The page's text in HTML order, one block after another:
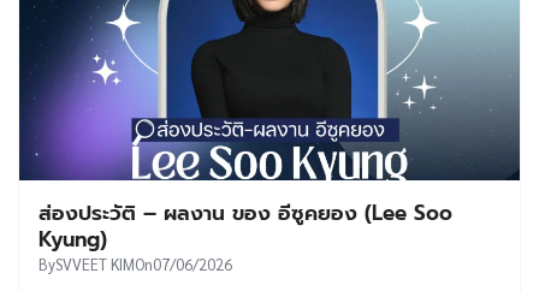
ส่องประวัติ – ผลงาน ของ อีซูคยอง (Lee Soo
Kyung)
BySVVEET KIMOn07/06/2026